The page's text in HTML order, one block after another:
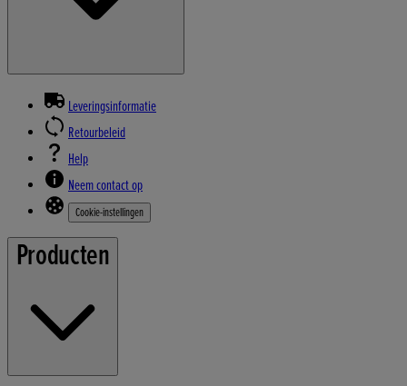
Leveringsinformatie
Retourbeleid
Help
Neem contact op
Cookie-instellingen
Producten